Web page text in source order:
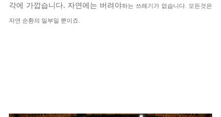
각에 가깝습니다. 자연에는 버려야하는 쓰레기가 없습니다. 모든것은
자연 순환의 일부일 뿐이죠.